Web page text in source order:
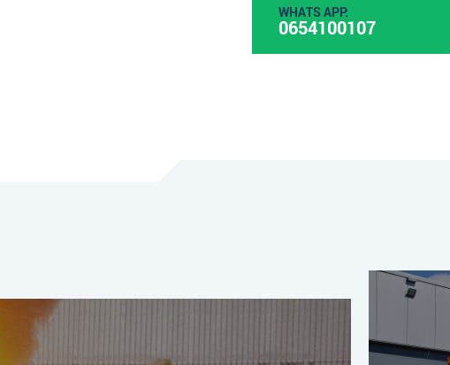
WHATS APP:
0654100107